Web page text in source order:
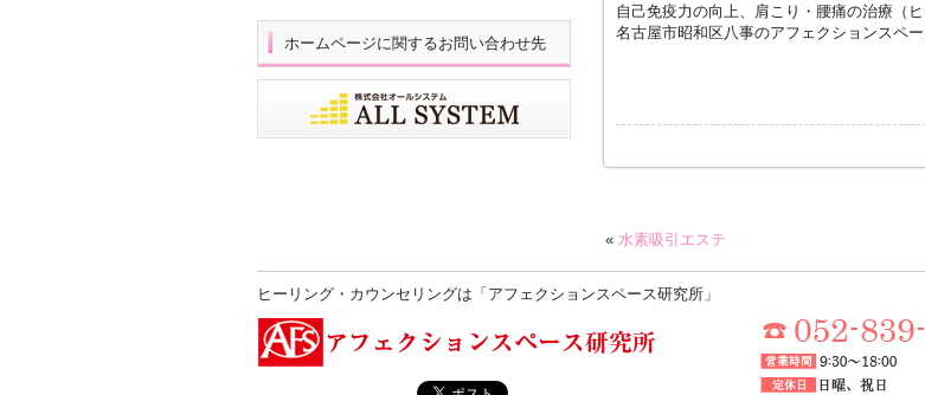
自己免疫力の向上、肩こり・腰痛の治療（
名古屋市昭和区八事のアフェクションスペー
« 水素吸引エステ
ホームページに関するお問い合わせ先
ヒーリング・カウンセリングは「アフェクションスペース研究所」